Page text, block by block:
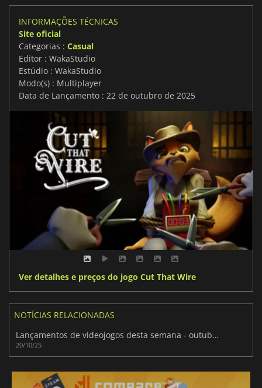
INFORMAÇÕES TÉCNICAS
Site oficial
Categorias : Casual
Editor : WakaStudio
Estúdio : WakaStudio
Modo(s) : Multiplayer
Data de Lançamento : 22 de outubro de 2025
Ver detalhes e preços do jogo Cut That Wire
NOTÍCIAS RELACIONADAS
Lançamentos de videojogos desta semana - outubro de 2025 (Semana 43)
20/10/25